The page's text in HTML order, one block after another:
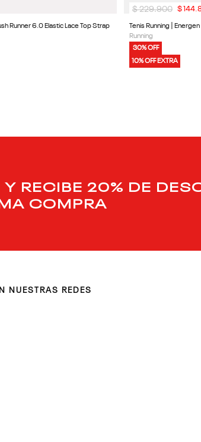
Runner 6.0 Elastic Lace Top Strap
Tenis Running |
Running
30% OFF
10% OFF EXTRA
$ 229.900 $ 144.
Y RECIBE 20% DE
COMPRA
NUESTRAS REDES